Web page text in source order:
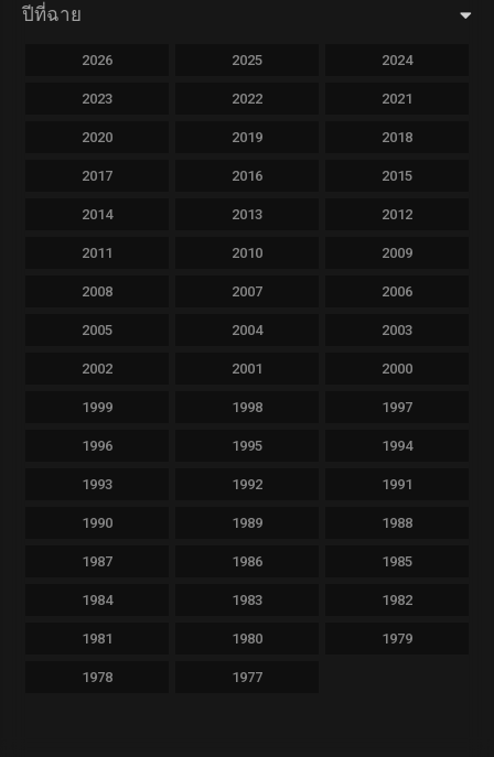
ปีที่ฉาย
2026 2025 2024
2023 2022 2021
2020 2019 2018
2017 2016 2015
2014 2013 2012
2011 2010 2009
2008 2007 2006
2005 2004 2003
2002 2001 2000
1999 1998 1997
1996 1995 1994
1993 1992 1991
1990 1989 1988
1987 1986 1985
1984 1983 1982
1981 1980 1979
1978 1977